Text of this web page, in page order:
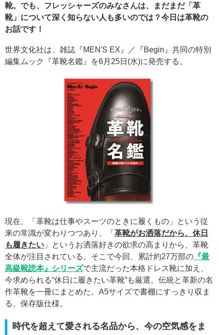
靴。でも、フレッシャーズのみなさんは、まだまだ「革
靴」について深く知らない人も多いのでは？今日は革靴の
お話です！
世界文化社は、雑誌『MEN'S EX』／『Begin』共同の特別
編集ムック『革靴名鑑』を6月25日(水)に発売する。
現在、「革靴は仕事やスーツのときに履くもの」という従
来の常識が変わりつつあり、「 革靴がお洒落だから、休日
も履きたい 」というお洒落好きの欲求の高まりから、革靴
全体が注目されている。そこで今回、累計約27万部の 『最
高級靴読本』シリーズで主流だった本格ドレス靴に加え、
今求められる“休日に履きたい革靴”も厳選。伝統と革新の名
作革靴を一冊にまとめた。A5サイズで書棚にすっきり収ま
る、保存版仕様。
時代を超えて愛される名品から、今の空気感をま